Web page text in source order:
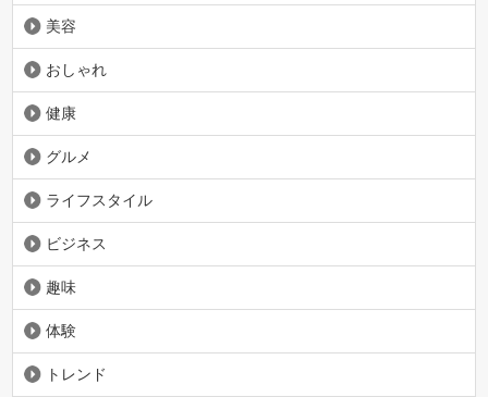
美容
おしゃれ
健康
グルメ
ライフスタイル
ビジネス
趣味
体験
トレンド